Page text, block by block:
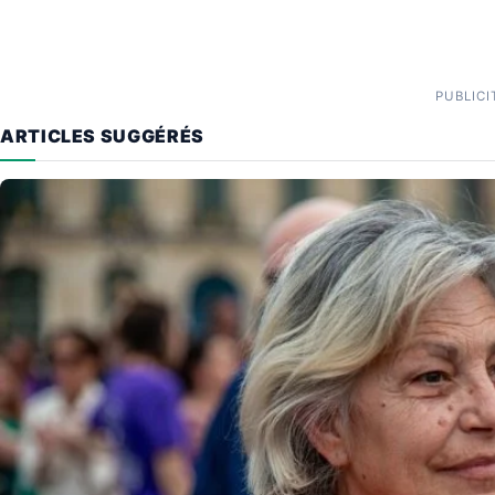
ARTICLES SUGGÉRÉS